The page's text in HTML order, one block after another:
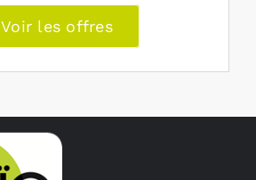
Voir les offres